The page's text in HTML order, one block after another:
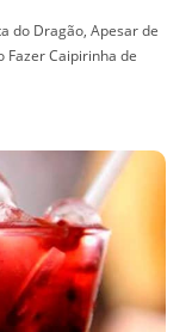
do Dragão, Apesar de
Fazer Caipirinha de